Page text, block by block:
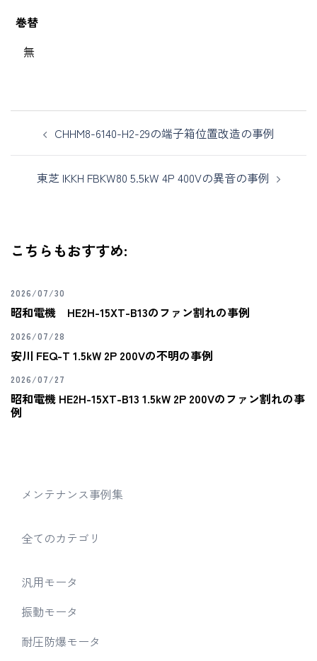
巻替
無
CHHM8-6140-H2-29の端子箱位置改造の事例
東芝 IKKH FBKW80 5.5kW 4P 400Vの異音の事例
こちらもおすすめ:
2026/07/30
昭和電機 HE2H-15XT-B13のファン割れの事例
2026/07/28
安川 FEQ-T 1.5kW 2P 200Vの不明の事例
2026/07/27
昭和電機 HE2H-15XT-B13 1.5kW 2P 200Vのファン割れの事
例
メンテナンス事例集
全てのカテゴリ
汎用モータ
振動モータ
耐圧防爆モータ